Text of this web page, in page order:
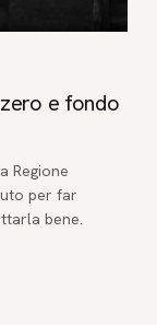
e fondo
Regione
per far
bene.